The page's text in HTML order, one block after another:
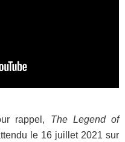
rappel, The Legend of
le 16 juillet 2021 sur